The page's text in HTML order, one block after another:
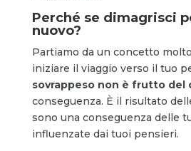
Perché se dimagrisci
nuovo?
Partiamo da un concetto
iniziare il viaggio verso il tuo
sovrappeso non è frutto del
conseguenza. È il risultato
sono una conseguenza delle
influenzate dai tuoi pensieri.